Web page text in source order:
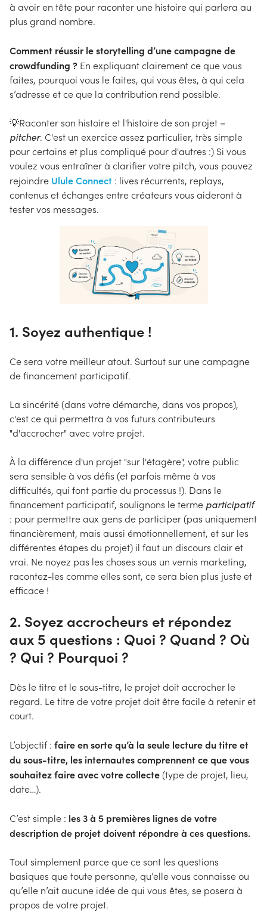
à avoir en tête pour raconter une histoire qui parlera au
plus grand nombre.
Comment réussir le storytelling d’une campagne de
crowdfunding ? En expliquant clairement ce que vous
faites, pourquoi vous le faites, qui vous êtes, à qui cela
s’adresse et ce que la contribution rend possible.
💡Raconter son histoire et l'histoire de son projet =
pitcher. C'est un exercice assez particulier, très simple
pour certains et plus compliqué pour d'autres :) Si vous
voulez vous entraîner à clarifier votre pitch, vous pouvez
rejoindre Ulule Connect : lives récurrents, replays,
contenus et échanges entre créateurs vous aideront à
tester vos messages.
1. Soyez authentique !
Ce sera votre meilleur atout. Surtout sur une campagne
de financement participatif.
La sincérité (dans votre démarche, dans vos propos),
c'est ce qui permettra à vos futurs contributeurs
"d'accrocher" avec votre projet.
À la différence d'un projet "sur l'étagère", votre public
sera sensible à vos défis (et parfois même à vos
difficultés, qui font partie du processus !). Dans le
financement participatif, soulignons le terme participatif
: pour permettre aux gens de participer (pas uniquement
financièrement, mais aussi émotionnellement, et sur les
différentes étapes du projet) il faut un discours clair et
vrai. Ne noyez pas les choses sous un vernis marketing,
racontez-les comme elles sont, ce sera bien plus juste et
efficace !
2. Soyez accrocheurs et répondez
aux 5 questions : Quoi ? Quand ? Où
? Qui ? Pourquoi ?
Dès le titre et le sous-titre, le projet doit accrocher le
regard. Le titre de votre projet doit être facile à retenir et
court.
L’objectif : faire en sorte qu’à la seule lecture du titre et
du sous-titre, les internautes comprennent ce que vous
souhaitez faire avec votre collecte(type de projet, lieu,
date…).
C’est simple : les 3 à 5 premières lignes de votre
description de projet doivent répondre à ces questions.
Tout simplement parce que ce sont les questions
basiques que toute personne, qu’elle vous connaisse ou
qu’elle n’ait aucune idée de qui vous êtes, se posera à
propos de votre projet.